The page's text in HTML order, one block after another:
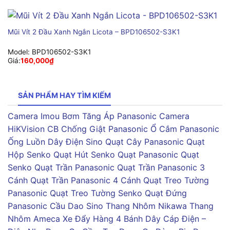
Mũi Vít 2 Đầu Xanh Ngắn Licota – BPD106502-S3K1
Model: BPD106502-S3K1
Giá:160,000₫
SẢN PHẨM HAY TÌM KIẾM
Camera Imou Bơm Tăng Áp Panasonic Camera
HiKVision CB Chống Giật Panasonic Ổ Cắm Panasonic
Ống Luồn Dây Điện Sino Quạt Cây Panasonic Quạt
Hộp Senko Quạt Hút Senko Quạt Panasonic Quạt
Senko Quạt Trần Panasonic Quạt Trần Panasonic 3
Cánh Quạt Trần Panasonic 4 Cánh Quạt Treo Tường
Panasonic Quạt Treo Tường Senko Quạt Đứng
Panasonic Cầu Dao Sino Thang Nhôm Nikawa Thang
Nhôm Ameca Xe Đẩy Hàng 4 Bánh Dây Cáp Điện –